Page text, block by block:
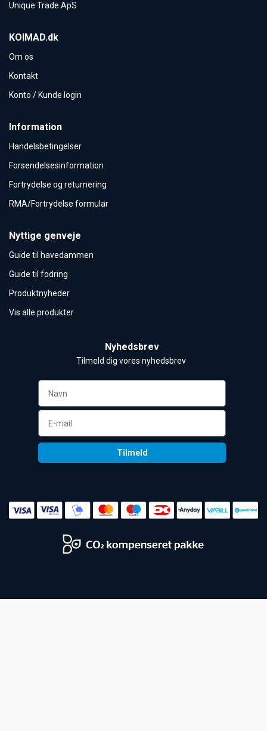
Unique Trade ApS
KOIMAD.dk
Om os
Kontakt
Konto / Kunde login
Information
Handelsbetingelser
Forsendelsesinformation
Fortrydelse og returnering
RMA/Fortrydelse formular
Nyttige genveje
Guide til havedammen
Guide til fodring
Produktnyheder
Vis alle produkter
Nyhedsbrev
Tilmeld dig vores nyhedsbrev
Tilmeld